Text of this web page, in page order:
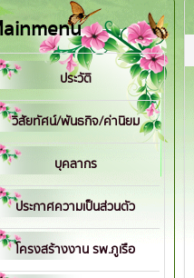
ประวัติ
วิสัยทัศน์/พันธกิจ/ค่านิยม
บุคลากร
ประกาศความเป็นส่วนตัว
โครงสร้างงาน รพ.ภูเรือ